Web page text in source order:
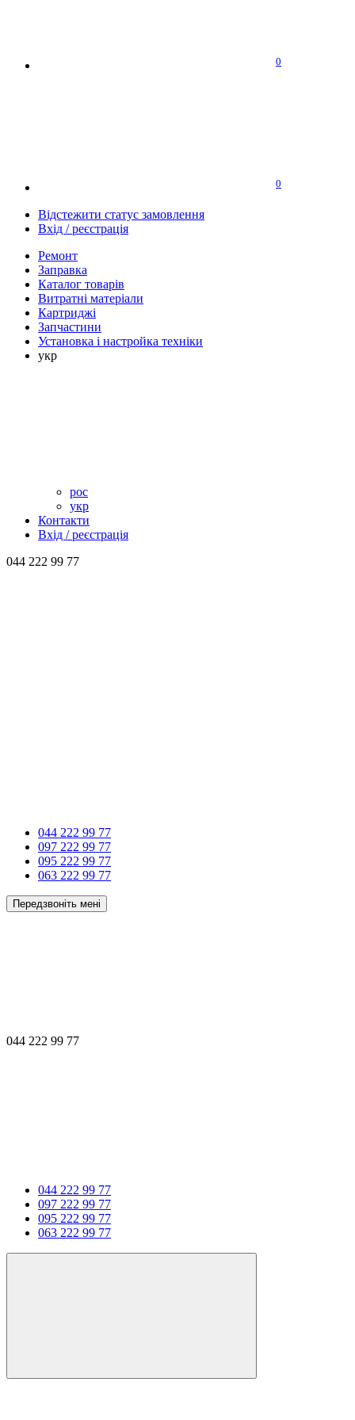
0
0
Відстежити статус замовлення
Вхід / реєстрація
Ремонт
Заправка
Каталог товарів
Витратні матеріали
Картриджі
Запчастини
Установка і настройка техніки
укр
рос
укр
Контакти
Вхід / реєстрація
044 222 99 77
044 222 99 77
097 222 99 77
095 222 99 77
063 222 99 77
Передзвоніть мені
044 222 99 77
044 222 99 77
097 222 99 77
095 222 99 77
063 222 99 77